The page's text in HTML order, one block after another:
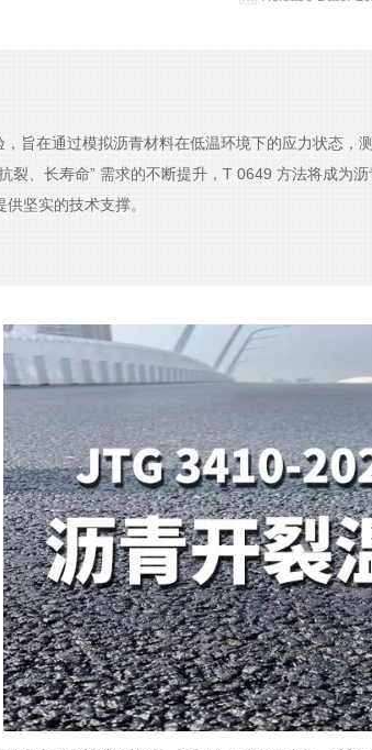
旨在通过模拟沥青材料在低温环境下的应力状态，
裂、长寿命” 需求的不断提升，T 0649 方法将成为
坚实的技术支撑。